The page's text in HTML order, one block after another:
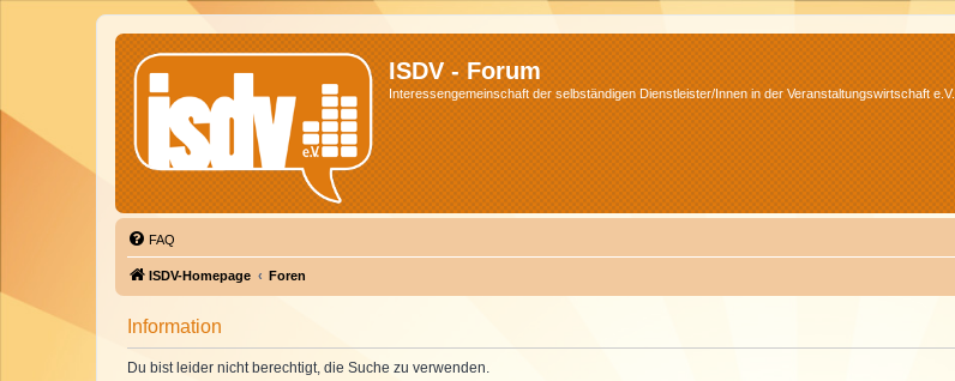
ISDV - Forum
Interessengemeinschaft der selbständigen Dienstleister/Innen in der Veranstaltungswirtschaft e.V.
FAQ
ISDV-Homepage Foren
Information
Du bist leider nicht berechtigt, die Suche zu verwenden.